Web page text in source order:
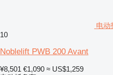
电动
10
Noblelift PWB 200 Avant
¥8,501 €1,090 ≈ US$1,259